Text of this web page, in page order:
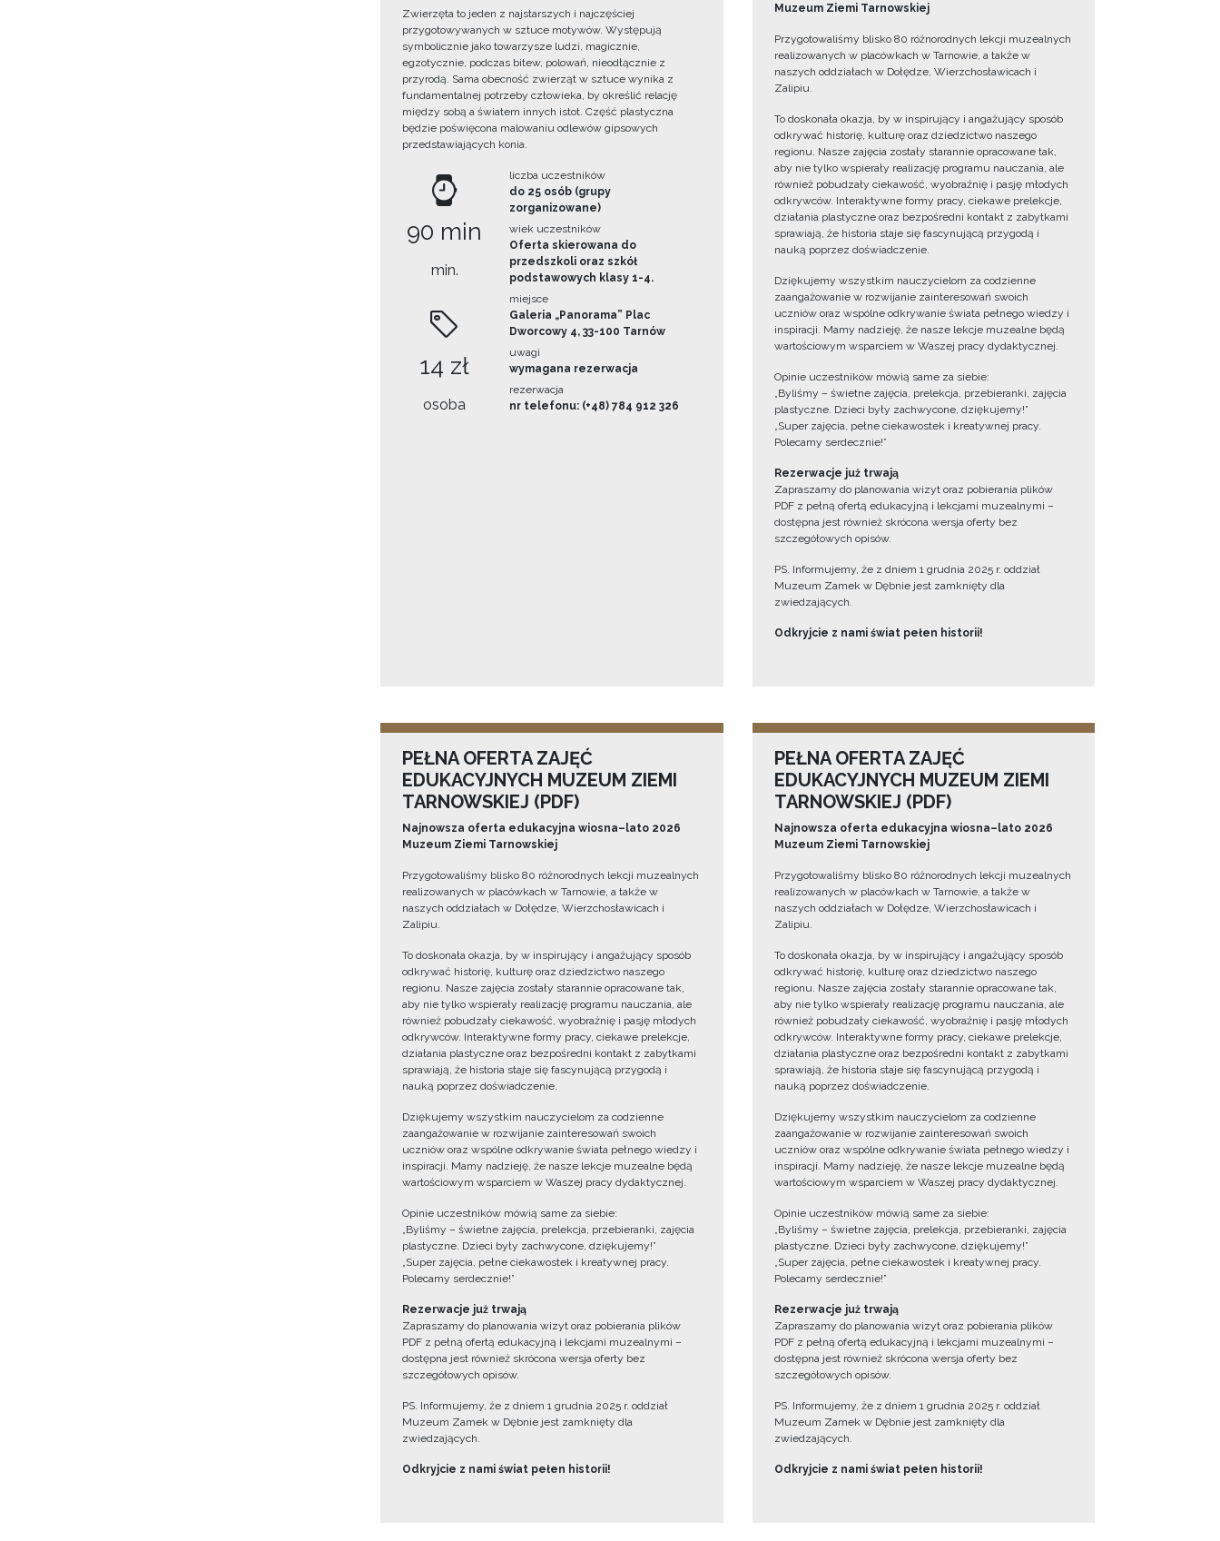
Zwierzęta to jeden z najstarszych i najczęściej
przygotowywanych w sztuce motywów. Występują
symbolicznie jako towarzysze ludzi, magicznie,
egzotycznie, podczas bitew, polowań, nieodłącznie z
przyrodą. Sama obecność zwierząt w sztuce wynika z
fundamentalnej potrzeby człowieka, by określić relację
między sobą a światem innych istot. Część plastyczna
będzie poświęcona malowaniu odlewów gipsowych
przedstawiających konia.
90 min
min.
14 zł
osoba
liczba uczestników
do 25 osób (grupy
zorganizowane)
wiek uczestników
Oferta skierowana do
przedszkoli oraz szkół
podstawowych klasy 1-4.
miejsce
Galeria „Panorama” Plac
Dworcowy 4, 33-100 Tarnów
uwagi
wymagana rezerwacja
rezerwacja
nr telefonu: (+48) 784 912 326
Muzeum Ziemi Tarnowskiej
Przygotowaliśmy blisko 80 różnorodnych lekcji muzealnych
realizowanych w placówkach w Tarnowie, a także w
naszych oddziałach w Dołędze, Wierzchosławicach i
Zalipiu.
To doskonała okazja, by w inspirujący i angażujący sposób
odkrywać historię, kulturę oraz dziedzictwo naszego
regionu. Nasze zajęcia zostały starannie opracowane tak,
aby nie tylko wspierały realizację programu nauczania, ale
również pobudzały ciekawość, wyobraźnię i pasję młodych
odkrywców. Interaktywne formy pracy, ciekawe prelekcje,
działania plastyczne oraz bezpośredni kontakt z zabytkami
sprawiają, że historia staje się fascynującą przygodą i
nauką poprzez doświadczenie.
Dziękujemy wszystkim nauczycielom za codzienne
zaangażowanie w rozwijanie zainteresowań swoich
uczniów oraz wspólne odkrywanie świata pełnego wiedzy i
inspiracji. Mamy nadzieję, że nasze lekcje muzealne będą
wartościowym wsparciem w Waszej pracy dydaktycznej.
Opinie uczestników mówią same za siebie:
„Byliśmy – świetne zajęcia, prelekcja, przebieranki, zajęcia
plastyczne. Dzieci były zachwycone, dziękujemy!”
„Super zajęcia, pełne ciekawostek i kreatywnej pracy.
Polecamy serdecznie!”
Rezerwacje już trwają
Zapraszamy do planowania wizyt oraz pobierania plików
PDF z pełną ofertą edukacyjną i lekcjami muzealnymi –
dostępna jest również skrócona wersja oferty bez
szczegółowych opisów.
PS. Informujemy, że z dniem 1 grudnia 2025 r. oddział
Muzeum Zamek w Dębnie jest zamknięty dla
zwiedzających.
Odkryjcie z nami świat pełen historii!
PEŁNA OFERTA ZAJĘĆ
EDUKACYJNYCH MUZEUM ZIEMI
TARNOWSKIEJ (PDF)
Najnowsza oferta edukacyjna wiosna–lato 2026
Muzeum Ziemi Tarnowskiej
Przygotowaliśmy blisko 80 różnorodnych lekcji muzealnych
realizowanych w placówkach w Tarnowie, a także w
naszych oddziałach w Dołędze, Wierzchosławicach i
Zalipiu.
To doskonała okazja, by w inspirujący i angażujący sposób
odkrywać historię, kulturę oraz dziedzictwo naszego
regionu. Nasze zajęcia zostały starannie opracowane tak,
aby nie tylko wspierały realizację programu nauczania, ale
również pobudzały ciekawość, wyobraźnię i pasję młodych
odkrywców. Interaktywne formy pracy, ciekawe prelekcje,
działania plastyczne oraz bezpośredni kontakt z zabytkami
sprawiają, że historia staje się fascynującą przygodą i
nauką poprzez doświadczenie.
Dziękujemy wszystkim nauczycielom za codzienne
zaangażowanie w rozwijanie zainteresowań swoich
uczniów oraz wspólne odkrywanie świata pełnego wiedzy i
inspiracji. Mamy nadzieję, że nasze lekcje muzealne będą
wartościowym wsparciem w Waszej pracy dydaktycznej.
Opinie uczestników mówią same za siebie:
„Byliśmy – świetne zajęcia, prelekcja, przebieranki, zajęcia
plastyczne. Dzieci były zachwycone, dziękujemy!”
„Super zajęcia, pełne ciekawostek i kreatywnej pracy.
Polecamy serdecznie!”
Rezerwacje już trwają
Zapraszamy do planowania wizyt oraz pobierania plików
PDF z pełną ofertą edukacyjną i lekcjami muzealnymi –
dostępna jest również skrócona wersja oferty bez
szczegółowych opisów.
PS. Informujemy, że z dniem 1 grudnia 2025 r. oddział
Muzeum Zamek w Dębnie jest zamknięty dla
zwiedzających.
Odkryjcie z nami świat pełen historii!
PEŁNA OFERTA ZAJĘĆ
EDUKACYJNYCH MUZEUM ZIEMI
TARNOWSKIEJ (PDF)
Najnowsza oferta edukacyjna wiosna–lato 2026
Muzeum Ziemi Tarnowskiej
Przygotowaliśmy blisko 80 różnorodnych lekcji muzealnych
realizowanych w placówkach w Tarnowie, a także w
naszych oddziałach w Dołędze, Wierzchosławicach i
Zalipiu.
To doskonała okazja, by w inspirujący i angażujący sposób
odkrywać historię, kulturę oraz dziedzictwo naszego
regionu. Nasze zajęcia zostały starannie opracowane tak,
aby nie tylko wspierały realizację programu nauczania, ale
również pobudzały ciekawość, wyobraźnię i pasję młodych
odkrywców. Interaktywne formy pracy, ciekawe prelekcje,
działania plastyczne oraz bezpośredni kontakt z zabytkami
sprawiają, że historia staje się fascynującą przygodą i
nauką poprzez doświadczenie.
Dziękujemy wszystkim nauczycielom za codzienne
zaangażowanie w rozwijanie zainteresowań swoich
uczniów oraz wspólne odkrywanie świata pełnego wiedzy i
inspiracji. Mamy nadzieję, że nasze lekcje muzealne będą
wartościowym wsparciem w Waszej pracy dydaktycznej.
Opinie uczestników mówią same za siebie:
„Byliśmy – świetne zajęcia, prelekcja, przebieranki, zajęcia
plastyczne. Dzieci były zachwycone, dziękujemy!”
„Super zajęcia, pełne ciekawostek i kreatywnej pracy.
Polecamy serdecznie!”
Rezerwacje już trwają
Zapraszamy do planowania wizyt oraz pobierania plików
PDF z pełną ofertą edukacyjną i lekcjami muzealnymi –
dostępna jest również skrócona wersja oferty bez
szczegółowych opisów.
PS. Informujemy, że z dniem 1 grudnia 2025 r. oddział
Muzeum Zamek w Dębnie jest zamknięty dla
zwiedzających.
Odkryjcie z nami świat pełen historii!